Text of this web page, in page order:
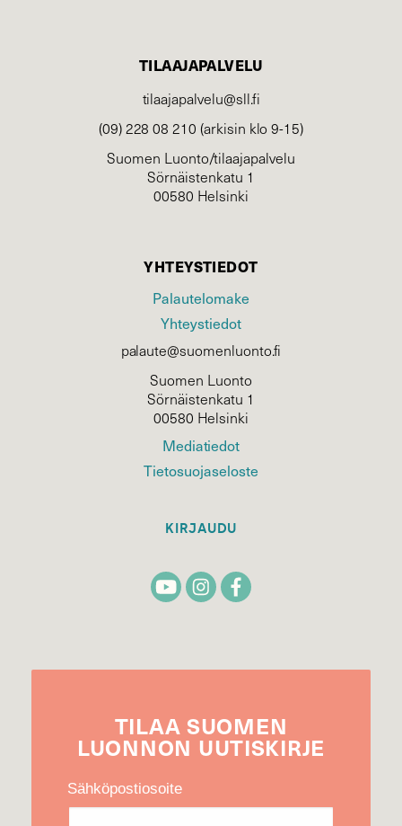
TILAAJAPALVELU
tilaajapalvelu@sll.fi
(09) 228 08 210 (arkisin klo 9-15)
Suomen Luonto/tilaajapalvelu
Sörnäistenkatu 1
00580 Helsinki
YHTEYSTIEDOT
Palautelomake
Yhteystiedot
palaute@suomenluonto.fi
Suomen Luonto
Sörnäistenkatu 1
00580 Helsinki
Mediatiedot
Tietosuojaseloste
KIRJAUDU
TILAA SUOMEN
LUONNON UUTIS­KIRJE
Sähköpostiosoite